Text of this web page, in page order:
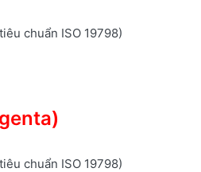
chuẩn ISO 19798)
chuẩn ISO 19798)